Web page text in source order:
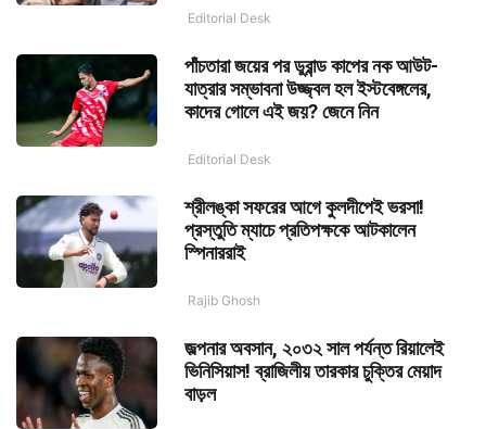
Editorial Desk
পাঁচতারা জয়ের পর ডুরান্ড কাপের নক আউট-
যাত্রার সম্ভাবনা উজ্জ্বল হল ইস্টবেঙ্গলের,
কাদের গোলে এই জয়? জেনে নিন
Editorial Desk
শ্রীলঙ্কা সফরের আগে কুলদীপেই ভরসা!
প্রস্তুতি ম্যাচে প্রতিপক্ষকে আটকালেন
স্পিনাররাই
Rajib Ghosh
জল্পনার অবসান, ২০৩২ সাল পর্যন্ত রিয়ালেই
ভিনিসিয়াস! ব্রাজিলীয় তারকার চুক্তির মেয়াদ
বাড়ল